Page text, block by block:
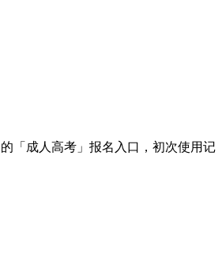
「成人高考」报名入口，初次使用记